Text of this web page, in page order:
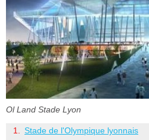
Ol Land Stade Lyon
Stade de l'Olympique lyonnais